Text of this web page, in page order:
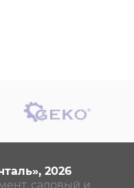
2026
садовый и